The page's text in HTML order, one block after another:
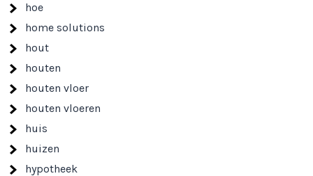
hoe
home solutions
hout
houten
houten vloer
houten vloeren
huis
huizen
hypotheek